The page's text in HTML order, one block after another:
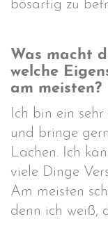
bösartig zu
Was macht
welche
am meisten?
Ich bin ein
und bringe
Lachen. Ich
viele Dinge
Am meisten
denn ich weiß,